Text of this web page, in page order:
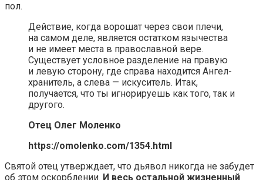
пол.
Действие, когда ворошат через свои плечи,
на самом деле, является остатком язычества
и не имеет места в православной вере.
Существует условное разделение на правую
и левую сторону, где справа находится Ангел-
хранитель, а слева — искуситель. Итак,
получается, что ты игнорируешь как того, так и
другого.
Отец Олег Моленко
https://omolenko.com/1354.html
Святой отец утверждает, что дьявол никогда не забудет
об этом оскорблении. И весь остальной жизненный